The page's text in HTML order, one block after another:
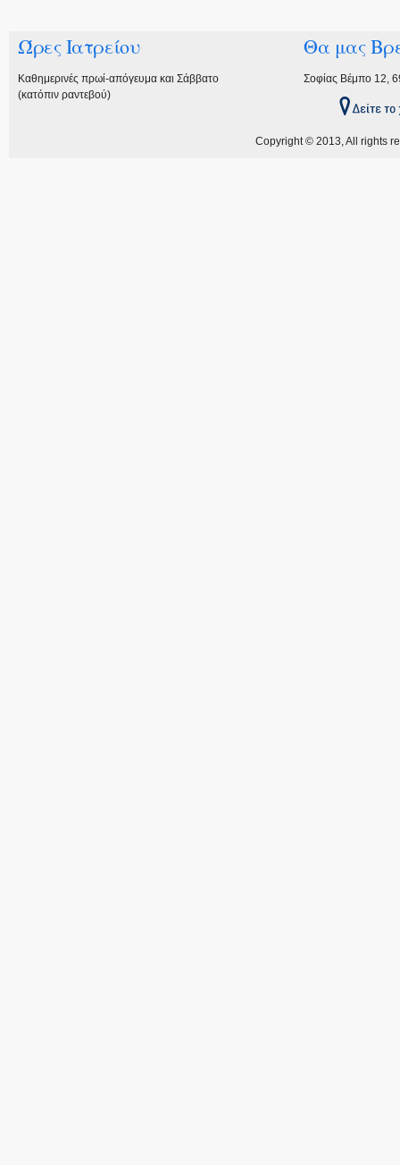
Ώρες Ιατρείου
Καθημερινές πρωί-απόγευμα και Σάββατο
(κατόπιν ραντεβού)
Θα μας
Σοφίας Βέμπο 12,
Copyright © 2013, All rights